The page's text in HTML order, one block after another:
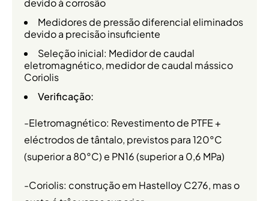
devido à corrosão
Medidores de pressão diferencial eliminados
devido a precisão insuficiente
Seleção inicial: Medidor de caudal
eletromagnético, medidor de caudal mássico
Coriolis
Verificação:
-Eletromagnético: Revestimento de PTFE +
eléctrodos de tântalo, previstos para 120°C
(superior a 80°C) e PN16 (superior a 0,6 MPa)
-Coriolis: construção em Hastelloy C276, mas o